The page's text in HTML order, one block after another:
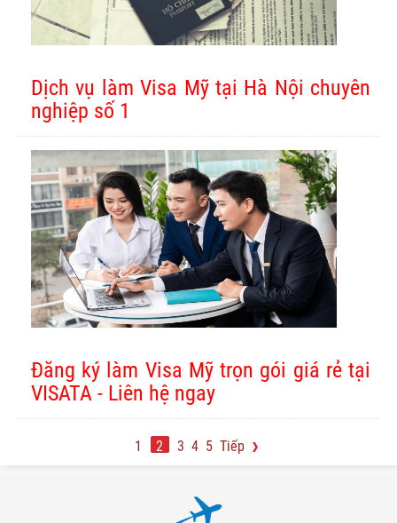
Dịch vụ làm Visa Mỹ tại Hà Nội chuyên
nghiệp số 1
Đăng ký làm Visa Mỹ trọn gói giá rẻ tại
VISATA - Liên hệ ngay
1 2 3 4 5 Tiếp